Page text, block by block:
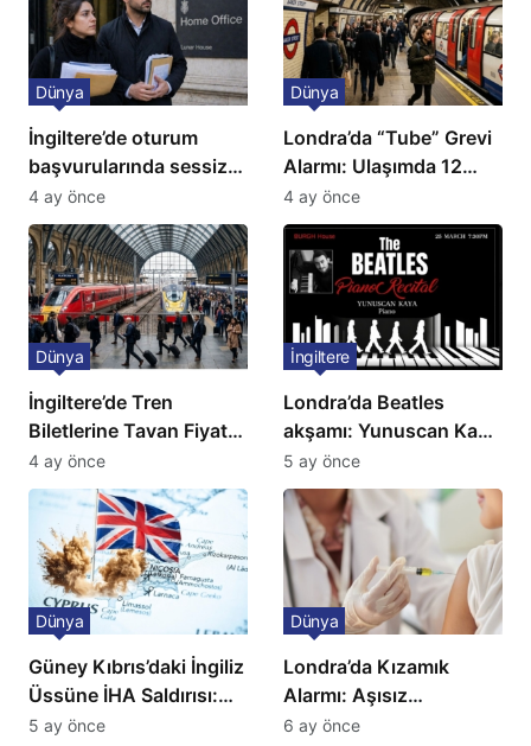
İngiltere’de oturum
başvurularında sessiz
kriz: Büyükelçilikten
açıklama!
Dünya
4 ay önce
Londra’da “Tube” Grevi
Alarmı: Ulaşımda 12
Günlük Kaos Kapıda
Dünya
4 ay önce
İngiltere’de Tren
Biletlerine Tavan Fiyat:
Ulaşımda Yeni
Düzenleme
Dünya
4 ay önce
Londra’da Beatles
akşamı: Yunuscan Kaya
klasik yorumuyla
sahnede
İngiltere
5 ay önce
Güney Kıbrıs’daki İngiliz
Üssüne İHA Saldırısı:
Patlama, Sirenler ve
Dünya
5 ay önce
Londra’da Kızamık
Alarmı: Aşısız
Öğrenciler Okullardan
Dünya
6 ay önce